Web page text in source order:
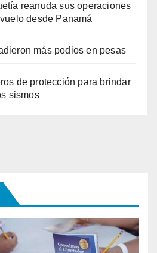
reanuda sus operaciones
desde Panamá
más podios en pesas
de protección para brindar
sismos